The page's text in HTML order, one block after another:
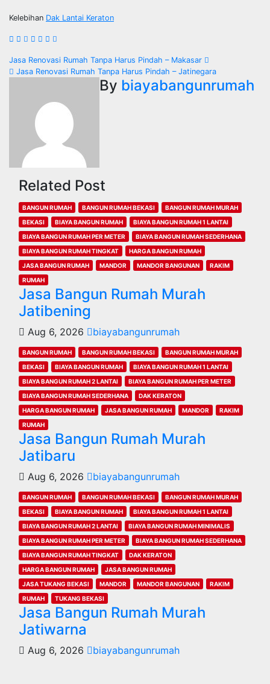
Kelebihan Dak Lantai Keraton
Post
navigation
Jasa Renovasi Rumah Tanpa Harus Pindah – Makasar
Jasa Renovasi Rumah Tanpa Harus Pindah – Jatinegara
By biayabangunrumah
Related Post
BANGUN RUMAH BANGUN RUMAH BEKASI
BANGUN RUMAH MURAH
BEKASI
BIAYA BANGUN RUMAH
BIAYA BANGUN RUMAH 1 LANTAI
BIAYA BANGUN RUMAH PER METER
BIAYA BANGUN RUMAH SEDERHANA
BIAYA BANGUN RUMAH TINGKAT
HARGA BANGUN RUMAH
JASA BANGUN RUMAH
MANDOR MANDOR BANGUNAN
RAKIM
RUMAH
Jasa Bangun Rumah Murah
Jatibening
Aug 6, 2026 biayabangunrumah
BANGUN RUMAH BANGUN RUMAH BEKASI
BANGUN RUMAH MURAH
BEKASI
BIAYA BANGUN RUMAH
BIAYA BANGUN RUMAH 1 LANTAI
BIAYA BANGUN RUMAH 2 LANTAI
BIAYA BANGUN RUMAH PER METER
BIAYA BANGUN RUMAH SEDERHANA
DAK KERATON
HARGA BANGUN RUMAH
JASA BANGUN RUMAH MANDOR
RAKIM
RUMAH
Jasa Bangun Rumah Murah
Jatibaru
Aug 6, 2026 biayabangunrumah
BANGUN RUMAH BANGUN RUMAH BEKASI
BANGUN RUMAH MURAH
BEKASI
BIAYA BANGUN RUMAH
BIAYA BANGUN RUMAH 1 LANTAI
BIAYA BANGUN RUMAH 2 LANTAI
BIAYA BANGUN RUMAH MINIMALIS
BIAYA BANGUN RUMAH PER METER
BIAYA BANGUN RUMAH SEDERHANA
BIAYA BANGUN RUMAH TINGKAT
DAK KERATON
HARGA BANGUN RUMAH
JASA BANGUN RUMAH
JASA TUKANG BEKASI
MANDOR MANDOR BANGUNAN
RAKIM
RUMAH
TUKANG BEKASI
Jasa Bangun Rumah Murah
Jatiwarna
Aug 6, 2026 biayabangunrumah